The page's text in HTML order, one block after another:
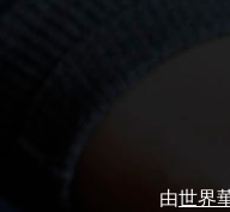
由世界